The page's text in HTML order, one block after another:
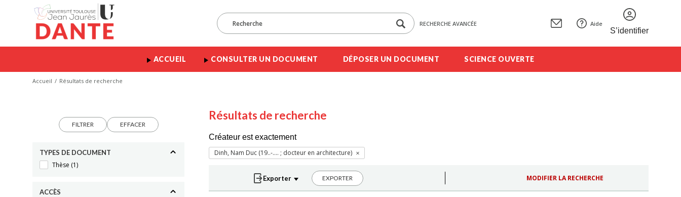
RECHERCHE AVANCÉE Aide
S’identifier
ACCUEIL CONSULTER UN DOCUMENT DÉPOSER UN DOCUMENT SCIENCE OUVERTE
Accueil Résultats de recherche
FILTRER EFFACER
TYPES DE DOCUMENT
Thèse (1)
ACCÈS
Résultats de recherche
Créateur est exactement
Dinh, Nam Duc (19..-.... ; docteur en architecture)
EXPORTER MODIFIER LA RECHERCHE